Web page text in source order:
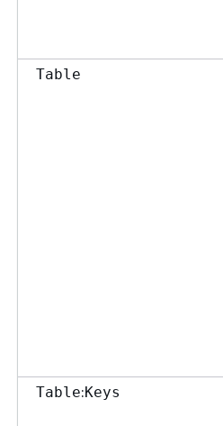
Table
Table:Keys